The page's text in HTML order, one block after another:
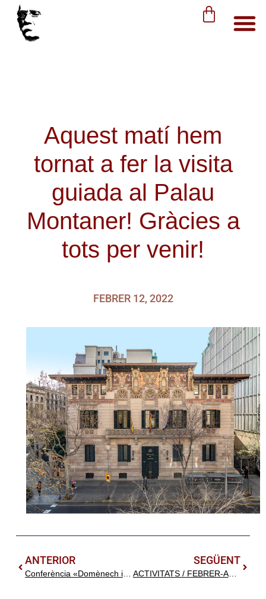
Aquest matí hem
tornat a fer la visita
guiada al Palau
Montaner! Gràcies a
tots per venir!
FEBRER 12, 2022
ANTERIOR
Conferència «Domènech i Montaner i Sant Benet de Bages» del Dr. Joaquim Graupera
SEGÜENT
ACTIVITATS / FEBRER-ABRIL 2022